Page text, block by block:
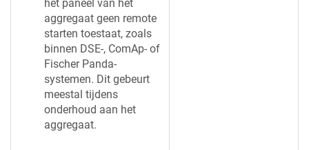
het paneel van het
aggregaat geen remote
starten toestaat, zoals
binnen DSE-, ComAp- of
Fischer Panda-
systemen. Dit gebeurt
meestal tijdens
onderhoud aan het
aggregaat.